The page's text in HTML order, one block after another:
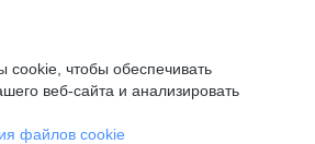
чтобы обеспечивать
веб-сайта и анализировать
файлов cookie